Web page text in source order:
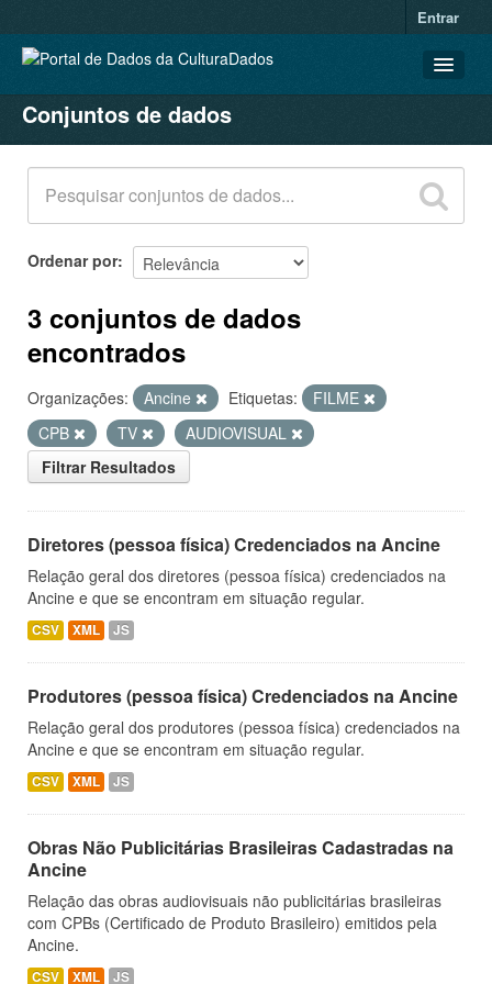
Entrar
CONJUNTOS DE DADOS
ORGANIZAÇÕES
GRUPOS
SOBRE
Conjuntos de dados
Ordenar por
3 conjuntos de dados
encontrados
Organizações: Ancine Etiquetas:
FILME
CPB
TV
AUDIOVISUAL
Filtrar Resultados
Diretores (pessoa física) Credenciados na Ancine
Relação geral dos diretores (pessoa física) credenciados na
Ancine e que se encontram em situação regular.
CSV XML JS
Produtores (pessoa física) Credenciados na Ancine
Relação geral dos produtores (pessoa física) credenciados na
Ancine e que se encontram em situação regular.
CSV XML JS
Obras Não Publicitárias Brasileiras Cadastradas na
Ancine
Relação das obras audiovisuais não publicitárias brasileiras
com CPBs (Certificado de Produto Brasileiro) emitidos pela
Ancine.
CSV XML JS